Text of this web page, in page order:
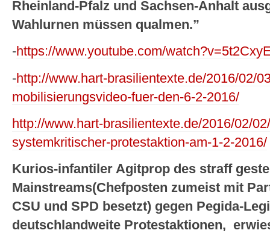
Rheinland-Pfalz und Sachsen-Anhalt
Wahlurnen müssen qualmen.”
-https://www.youtube.com/
-http://www.hart-brasilientexte.de/2016/02/
mobilisierungsvideo-fuer-den-6-2-2016/
http://www.hart-brasilientexte.de/2016/02/
systemkritischer-protestaktion-am-1-2-2016/
Kurios-infantiler Agitprop des straff
Mainstreams(Chefposten zumeist mit
CSU und SPD besetzt) gegen Pegida-
deutschlandweite Protestaktionen,